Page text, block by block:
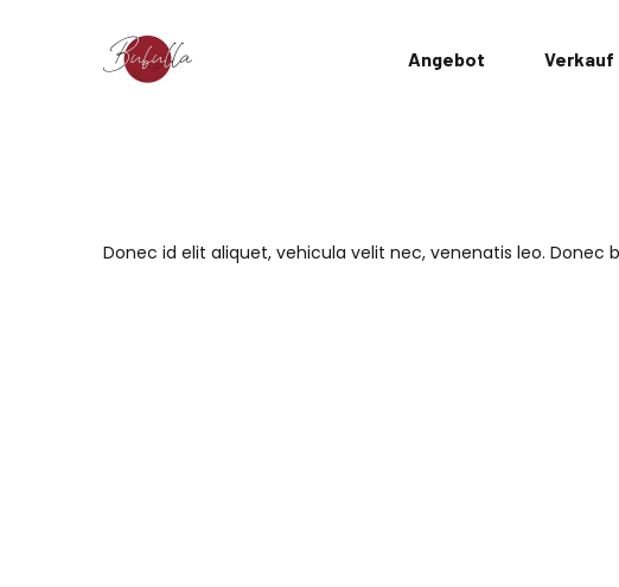
Angebot Verkauf
Donec id elit aliquet, vehicula velit nec, venenatis leo. Donec